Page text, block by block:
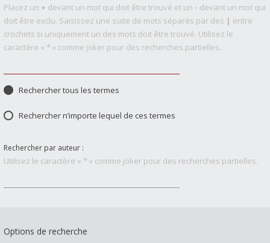
Placez un + devant un mot qui doit être trouvé et un - devant un mot qui
doit être exclu. Saisissez une suite de mots séparés par des | entre
crochets si uniquement un des mots doit être trouvé. Utilisez le
caractère « * » comme joker pour des recherches partielles.
Rechercher tous les termes
Rechercher n’importe lequel de ces termes
Rechercher par auteur :
Utilisez le caractère « * » comme joker pour des recherches partielles.
Options de recherche